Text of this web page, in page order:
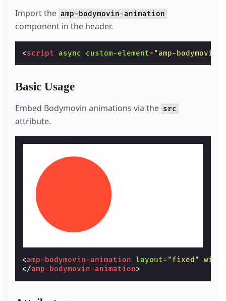
Import the amp-bodymovin-animation
component in the header.
<script async custom-element="amp-
Basic Usage
Embed Bodymovin animations via the src
attribute.
<amp-bodymovin-animation layout="fixed"
</amp-bodymovin-animation>